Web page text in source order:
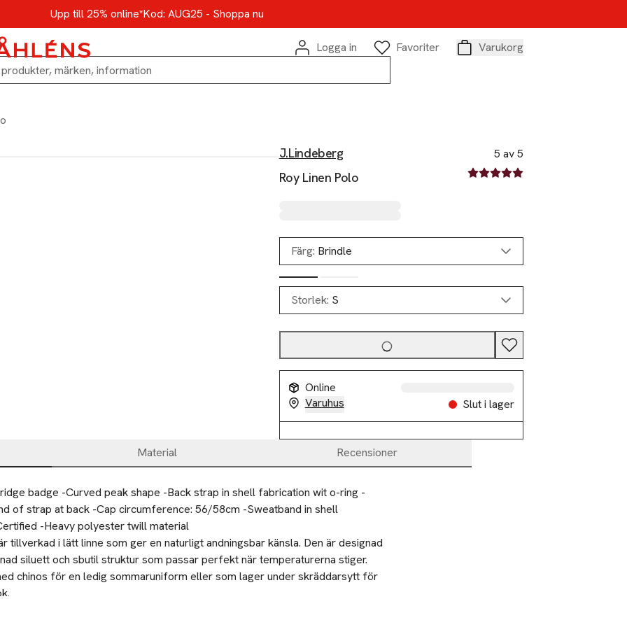
Upp till 25% online*Kod: AUG25 - Shoppa nu
Logga in
Favoriter
Varukorg
J.Lindeberg
Roy Linen Polo
5 av 5
5 av fem stjärnor
Färg: Brindle
Storlek: S
Online
Varuhus
Slut i lager
Material Recensioner
badge -Curved peak shape -Back strap in shell fabrication wit o-ring -
of strap at back -Cap circumference: 56/58cm -Sweatband in shell
-Heavy polyester twill material
tillverkad i lätt linne som ger en naturligt andningsbar känsla. Den är designad
siluett och sbutil struktur som passar perfekt när temperaturerna stiger.
chinos för en ledig sommaruniform eller som lager under skräddarsytt för